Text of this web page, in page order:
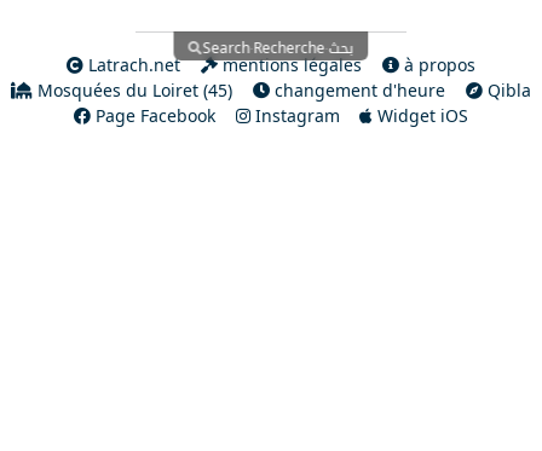
Search·Recherche·بحث
Latrach.net mentions légales
à propos
Mosquées du Loiret (45)
changement d'heure
Qibla
Page Facebook
Instagram Widget iOS